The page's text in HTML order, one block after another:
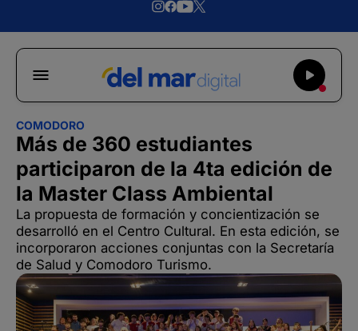
COMODORO
Más de 360 estudiantes
participaron de la 4ta edición de
la Master Class Ambiental
La propuesta de formación y concientización se
desarrolló en el Centro Cultural. En esta edición, se
incorporaron acciones conjuntas con la Secretaría
de Salud y Comodoro Turismo.